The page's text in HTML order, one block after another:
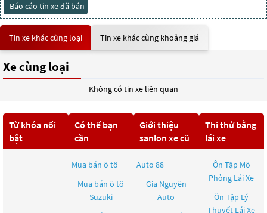
Báo cáo tin xe đã bán
Tin xe khác cùng loại Tin xe khác cùng khoảng giá
Xe cùng loại
Không có tin xe liên quan
Từ khóa nổi
bật
Có thể bạn
cần
Mua bán ô tô
Mua bán ô tô
Suzuki
Giới thiệu
sanlon xe cũ
Auto 88
Gia Nguyên
Auto
Thi thử bằng
lái xe
Ôn Tập Mô
Phỏng Lái Xe
Ôn Tập Lý
Thuyết Lái Xe